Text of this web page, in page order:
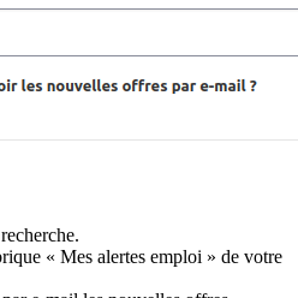
« Mes alertes emploi » de votre